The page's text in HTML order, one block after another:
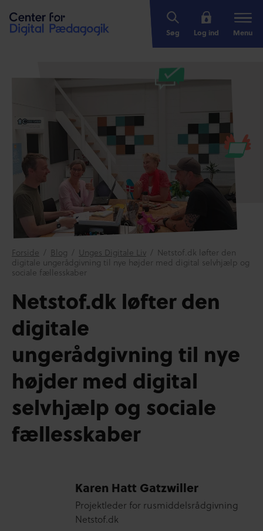
Søg Log ind Menu
Forside / Blog / Unges Digitale Liv / Netstof.dk løfter den
digitale ungerådgivning til nye højder med digital selvhjælp og
sociale fællesskaber
Netstof.dk løfter den
digitale
ungerådgivning til nye
højder med digital
selvhjælp og sociale
fællesskaber
Karen Hatt Gatzwiller
Projektleder for rusmiddelsrådgivning
Netstof.dk